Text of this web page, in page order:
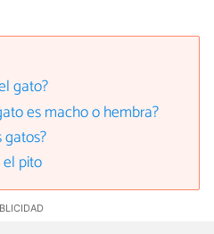
gato?
es macho o hembra?
pito